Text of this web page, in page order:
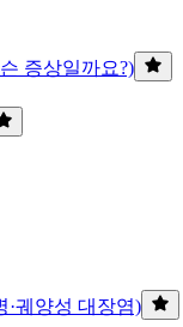
증상일까요?)
·궤양성 대장염)